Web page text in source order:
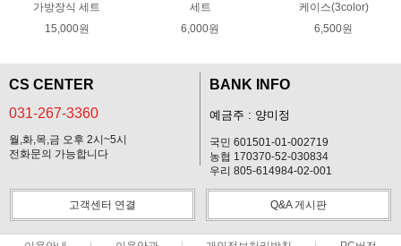
가방장식 세트
15,000원
세트
6,000원
케이스(3color)
6,500원
CS CENTER
031-267-3360
월,화,목,금 오후 2시~5시
전화문의 가능합니다
BANK INFO
예금주 : 양미정
국민 601501-01-002719
농협 170370-52-030834
우리 805-614984-02-001
고객센터 연결 Q&A 게시판